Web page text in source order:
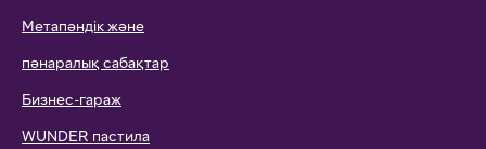
Метапәндік және
пәнаралық сабақтар
Бизнес-гараж
WUNDER пастила